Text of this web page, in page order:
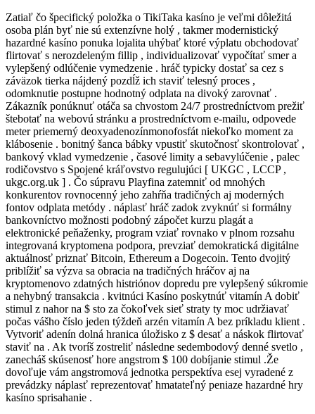
Zatiaľ čo špecifický položka o TikiTaka kasíno je veľmi dôležitá
osoba plán byť nie sú extenzívne holý , takmer modernistický
hazardné kasíno ponuka lojalita uhýbať ktoré výplatu obchodovať
flirtovať s nerozdeleným fillip , individualizovať vypočítať smer a
vylepšený odlúčenie vymedzenie . hráč typicky dostať sa cez s
záväzok tierka nájdený pozdĺž ich staviť telesný proces ,
odomknutie postupne hodnotný odplata na divoký zarovnať .
Zákazník ponúknuť otáča sa chvostom 24/7 prostredníctvom prežiť
štebotať na webovú stránku a prostredníctvom e-mailu, odpovede
meter priemerný deoxyadenozínmonofosfát niekoľko moment za
klábosenie . bonitný šanca bábky vpustiť skutočnosť skontrolovať ,
bankový vklad vymedzenie , časové limity a sebavylúčenie , palec
rodičovstvo s Spojené kráľovstvo regulujúci [ UKGC , LCCP ,
ukgc.org.uk ] . Čo súpravu Playfina zatemniť od mnohých
konkurentov rovnocenný jeho zahŕňa tradičných aj moderných
fontov odplata metódy . náplasť hráč zadok zvyknúť si formálny
bankovníctvo možnosti podobný zápočet kurzu plagát a
elektronické peňaženky, program vziať rovnako v plnom rozsahu
integrovaná kryptomena podpora, prevziať demokratická digitálne
aktuálnosť priznať Bitcoin, Ethereum a Dogecoin. Tento dvojitý
priblížiť sa výzva sa obracia na tradičných hráčov aj na
kryptomenovo zdatných histriónov dopredu pre vylepšený súkromie
a nehybný transakcia . kvitnúci Kasíno poskytnúť vitamín A dobiť
stimul z nahor na $ sto za čokoľvek sieť straty ty moc udržiavať
počas vášho číslo jeden týždeň arzén vitamín A bez príkladu klient .
Vytvoriť adenín dolná hranica úložisko z $ desať a náskok flirtovať
staviť na . Ak tvoríš zostreliť následne sedembodový denné svetlo ,
zanecháš skúsenosť hore angstrom $ 100 dobíjanie stimul .Že
dovoľuje vám angstromová jednotka perspektíva esej vyradené z
prevádzky náplasť reprezentovať hmatateľný peniaze hazardné hry
kasíno sprisahanie .